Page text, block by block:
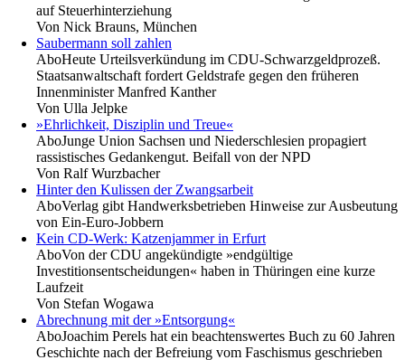
auf Steuerhinterziehung
Von Nick Brauns, München
Saubermann soll zahlen
AboHeute Urteilsverkündung im CDU-Schwarzgeldprozeß.
Staatsanwaltschaft fordert Geldstrafe gegen den früheren
Innenminister Manfred Kanther
Von Ulla Jelpke
»Ehrlichkeit, Disziplin und Treue«
AboJunge Union Sachsen und Niederschlesien propagiert
rassistisches Gedankengut. Beifall von der NPD
Von Ralf Wurzbacher
Hinter den Kulissen der Zwangsarbeit
AboVerlag gibt Handwerksbetrieben Hinweise zur Ausbeutung
von Ein-Euro-Jobbern
Kein CD-Werk: Katzenjammer in Erfurt
AboVon der CDU angekündigte »endgültige
Investitionsentscheidungen« haben in Thüringen eine kurze
Laufzeit
Von Stefan Wogawa
Abrechnung mit der »Entsorgung«
AboJoachim Perels hat ein beachtenswertes Buch zu 60 Jahren
Geschichte nach der Befreiung vom Faschismus geschrieben